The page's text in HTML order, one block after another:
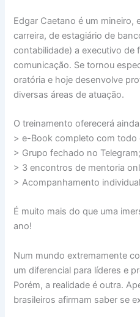
Edgar Caetano é um mineiro,
carreira, de estagiário de
contabilidade) a executivo de
comunicação. Se tornou
oratória e hoje desenvolve
diversas áreas de atuação.
O treinamento oferecerá
> e-Book completo com
> Grupo fechado no Telegram;
> 3 encontros de mentoria
> Acompanhamento
É muito mais do que uma
ano!
Num mundo extremamente
um diferencial para líderes e
Porém, a realidade é outra.
brasileiros afirmam saber se